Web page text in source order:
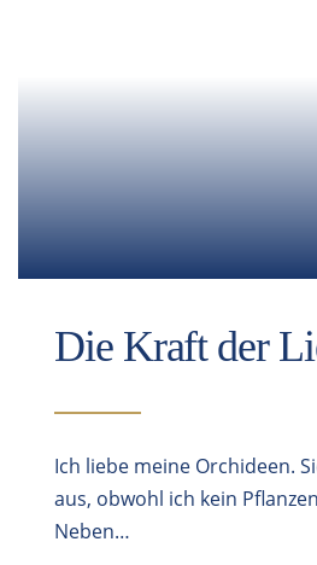
Die Kraft der
Ich liebe meine Orchideen.
aus, obwohl ich kein
Neben…